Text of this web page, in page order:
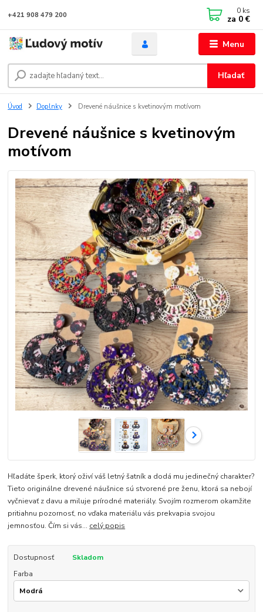
Menu
Hľadať
+421 908 479 200 0 ks
za 0 €
Úvod Doplnky Drevené náušnice s kvetinovým motívom
Drevené náušnice s kvetinovým
motívom
Hľadáte šperk, ktorý oživí váš letný šatník a dodá mu jedinečný charakter?
Tieto originálne drevené náušnice sú stvorené pre ženu, ktorá sa nebojí
vyčnievať z davu a miluje prírodné materiály. Svojím rozmerom okamžite
pritiahnu pozornosť, no vďaka materiálu vás prekvapia svojou
jemnosťou. Čím si vás... celý popis
Dostupnosť
Skladom
Farba